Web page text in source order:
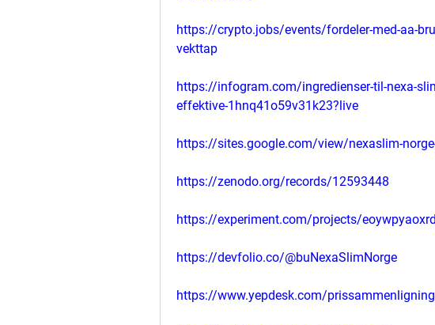
https://crypto.jobs/events/fordeler-med-aa-
vekttap
https://infogram.com/ingredienser-til-nexa-
effektive-1hnq41o59v31k23?live
https://sites.google.com/view/nexaslim-
https://zenodo.org/records/12593448
https://experiment.com/projects/
https://devfolio.co/@buNexaSlimNorge
https://www.yepdesk.com/